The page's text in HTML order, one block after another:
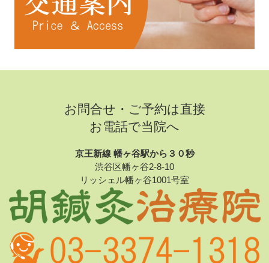
お問合せ・ご予約は直接
お電話で当院へ
京王新線 幡ヶ谷駅から３０秒
渋谷区幡ヶ谷2-8-10
リッシェル幡ヶ谷1001号室